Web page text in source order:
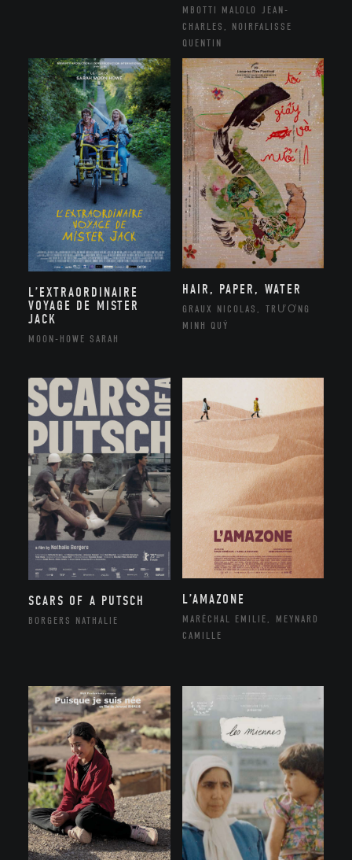
MBOTTI MALOLO JEAN-
CHARLES, NOIRFALISSE
QUENTIN
L’EXTRAORDINAIRE
VOYAGE DE MISTER
JACK
MOON-HOWE SARAH
HAIR, PAPER, WATER
GRAUX NICOLAS, TRƯƠNG
MINH QUÝ
SCARS OF A PUTSCH
BORGERS NATHALIE
L’AMAZONE
MARÉCHAL EMILIE, MEYNARD
CAMILLE